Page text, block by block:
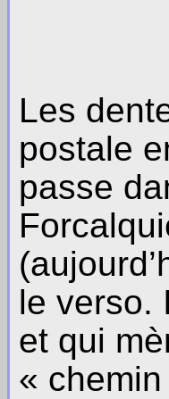
Les
postale
passe
le verso.
et qui
«